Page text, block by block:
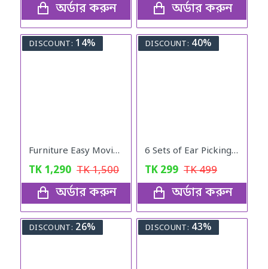
অর্ডার করুন অর্ডার করুন
DISCOUNT: 14%
Furniture Easy Moving Tool Set, Heavy Furniture Moving & Lifting System
TK 1,290 TK1,500
অর্ডার করুন
DISCOUNT: 40%
6 Sets of Ear Picking Tools
TK 299 TK499
অর্ডার করুন
DISCOUNT: 26% DISCOUNT: 43%